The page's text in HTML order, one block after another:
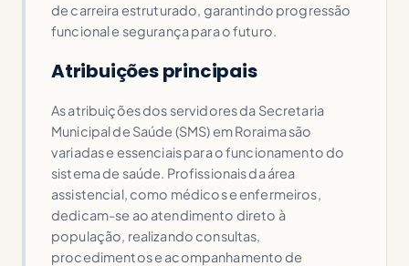
de carreira estruturado, garantindo progressão
funcional e segurança para o futuro.
Atribuições principais
As atribuições dos servidores da Secretaria
Municipal de Saúde (SMS) em Roraima são
variadas e essenciais para o funcionamento do
sistema de saúde. Profissionais da área
assistencial, como médicos e enfermeiros,
dedicam-se ao atendimento direto à
população, realizando consultas,
procedimentos e acompanhamento de